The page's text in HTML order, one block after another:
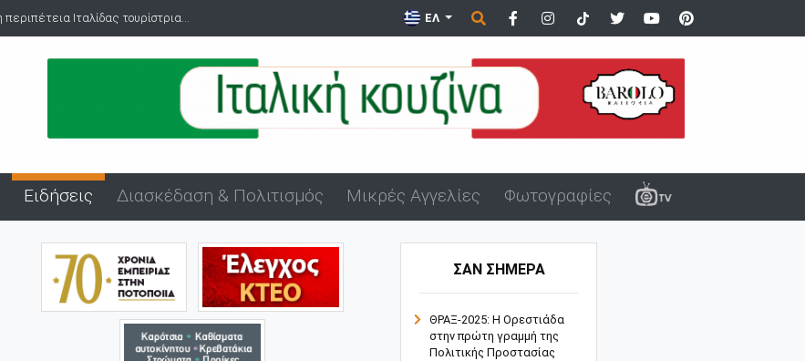
Πανήγυρη Αγίου Εύπλου στο λιμάνι της Αλεξανδρούπολης ΕΛ
Ειδήσεις Διασκέδαση & Πολιτισμός Μικρές Αγγελίες Φωτογραφίες
ΣΑΝ ΣΗΜΕΡΑ
ΘΡΑΞ-2025: Η Ορεστιάδα
στην πρώτη γραμμή της
Πολιτικής Προστασίας